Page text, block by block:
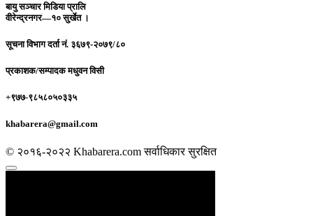
बायु सञ्चार मिडिया प्रालि
वीरेन्द्रनगर—१० सुर्खेत ।
सूचना विभाग दर्ता नं. ३६७९-२०७९/८०
प्रकाशक/सम्पादकमधुवन विसी
+९७७-९८५८०५०३३५
khabarera@gmail.com
© २०१६-२०२२ Khabarera.com सर्वाधिकार सुरक्षित